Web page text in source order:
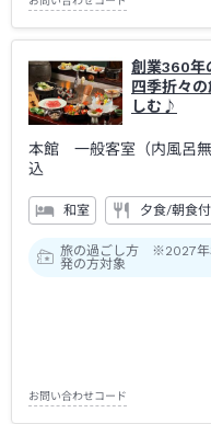
創業360年
四季折々
しむ♪
本館 一般客室（内風呂
込
和室 夕食/朝食
旅の過ごし方 ※2027年
発の方対象
お問い合わせコード